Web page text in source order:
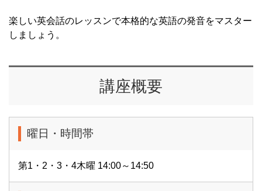
楽しい英会話のレッスンで本格的な英語の発音をマスター
しましょう。
講座概要
曜日・時間帯
第1・2・3・4木曜 14:00～14:50